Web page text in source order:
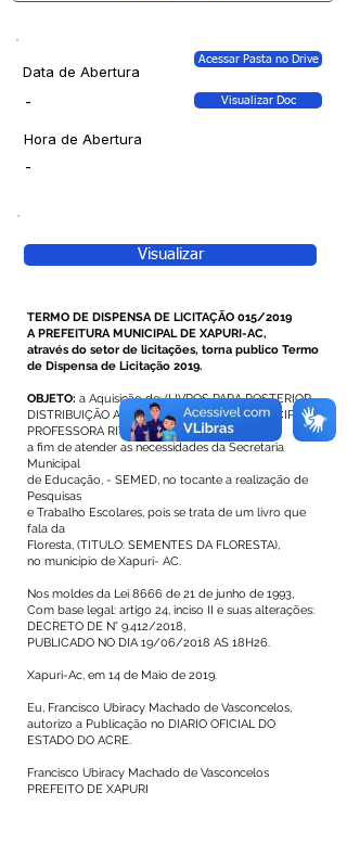
Data de Abertura
Acessar Pasta no Drive
- Visualizar Doc
Hora de Abertura
-
Visualizar
TERMO DE DISPENSA DE LICITAÇÃO 015/2019
A PREFEITURA MUNICIPAL DE XAPURI-AC,
através do setor de licitações, torna publico Termo
de Dispensa de Licitação 2019.
OBJETO: a Aquisição de: (LIVROS PARA POSTERIOR
DISTRIBUIÇÃO A ALUNOS DA ESCOLA MUNICIPAL
PROFESSORA RITA MAIA),
a fim de atender as necessidades da Secretaria
Municipal
de Educação, - SEMED, no tocante a realização de
Pesquisas
e Trabalho Escolares, pois se trata de um livro que
fala da
Floresta, (TITULO: SEMENTES DA FLORESTA),
no município de Xapuri- AC.
Nos moldes da Lei 8666 de 21 de junho de 1993,
Com base legal: artigo 24, inciso II e suas alterações:
DECRETO DE N° 9.412/2018,
PUBLICADO NO DIA 19/06/2018 AS 18H26.
Xapuri-Ac, em 14 de Maio de 2019.
Eu, Francisco Ubiracy Machado de Vasconcelos,
autorizo a Publicação no DIARIO OFICIAL DO
ESTADO DO ACRE.
Francisco Ubiracy Machado de Vasconcelos
PREFEITO DE XAPURI